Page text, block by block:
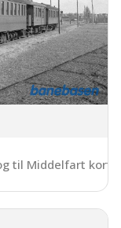
til Middelfart kort